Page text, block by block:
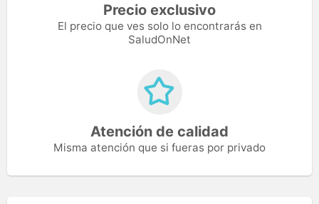
Precio exclusivo
El precio que ves solo lo encontrarás en
SaludOnNet
Atención de calidad
Misma atención que si fueras por privado